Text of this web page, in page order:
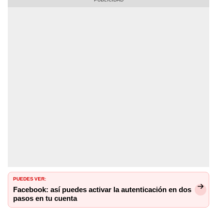
PUEDES VER:
Facebook: así puedes activar la autenticación en dos
pasos en tu cuenta